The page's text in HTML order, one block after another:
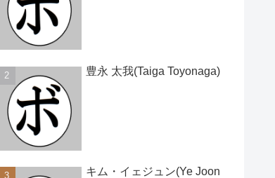
豊永 太我(Taiga Toyonaga)
キム・イェジュン(Ye Joon